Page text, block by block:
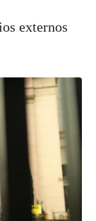
externos